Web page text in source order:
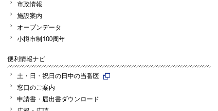
市政情報
施設案内
オープンデータ
小樽市制100周年
便利情報ナビ
土・日・祝日の日中の当番医
窓口のご案内
申請書・届出書ダウンロード